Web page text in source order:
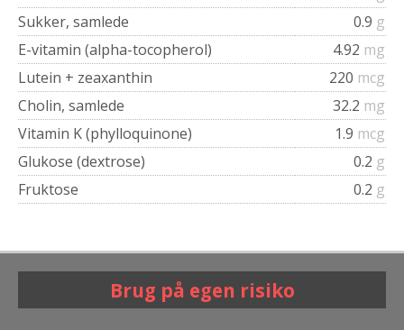
Sukker, samlede
0.9 g
E-vitamin (alpha-tocopherol)
4.92 mg
Lutein + zeaxanthin
220 mcg
Cholin, samlede
32.2 mg
Vitamin K (phylloquinone)
1.9 mcg
Glukose (dextrose)
0.2 g
Fruktose
0.2 g
Brug på egen risiko